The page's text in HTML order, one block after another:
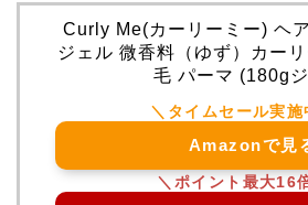
Curly Me(カーリーミー) ヘ
ジェル 微香料（ゆず）カー
毛 パーマ (180g
Amazonで見